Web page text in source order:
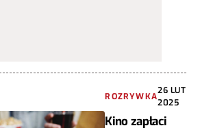
ROZRYWKA
26 LUT
2025
Kino zapłaci